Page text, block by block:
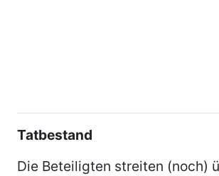
Tatbestand
Die Beteiligten streiten (noch)